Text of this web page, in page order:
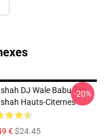
DJ Wale Babu Tee
Hauts-Citernes
€$24.45
-20%